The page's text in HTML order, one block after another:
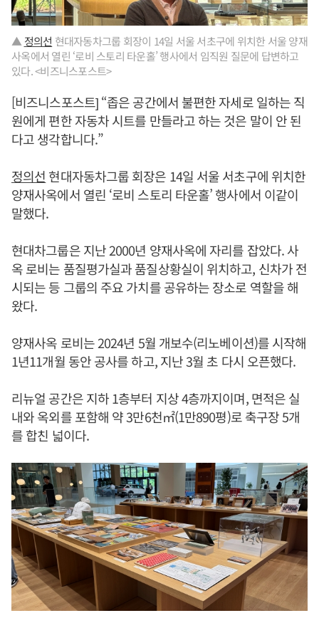
▲ 정의선 현대자동차그룹 회장이 14일 서울 서초구에 위치한 서울 양재
사옥에서 열린 ‘로비 스토리 타운홀’ 행사에서 임직원 질문에 답변하고
있다. <비즈니스포스트>
[비즈니스포스트] “좁은 공간에서 불편한 자세로 일하는 직
원에게 편한 자동차 시트를 만들라고 하는 것은 말이 안 된
다고 생각합니다.”
정의선 현대자동차그룹 회장은 14일 서울 서초구에 위치한
양재사옥에서 열린 ‘로비 스토리 타운홀’ 행사에서 이같이
말했다.
현대차그룹은 지난 2000년 양재사옥에 자리를 잡았다. 사
옥 로비는 품질평가실과 품질상황실이 위치하고, 신차가 전
시되는 등 그룹의 주요 가치를 공유하는 장소로 역할을 해
왔다.
양재사옥 로비는 2024년 5월 개보수(리노베이션)를 시작해
1년11개월 동안 공사를 하고, 지난 3월 초 다시 오픈했다.
리뉴얼 공간은 지하 1층부터 지상 4층까지이며, 면적은 실
내와 옥외를 포함해 약 3만6천㎡(1만890평)로 축구장 5개
를 합친 넓이다.